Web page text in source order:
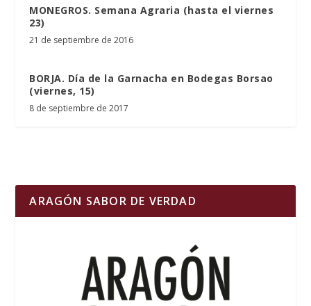
MONEGROS. Semana Agraria (hasta el viernes
23)
21 de septiembre de 2016
BORJA. Día de la Garnacha en Bodegas Borsao
(viernes, 15)
8 de septiembre de 2017
ARAGÓN SABOR DE VERDAD